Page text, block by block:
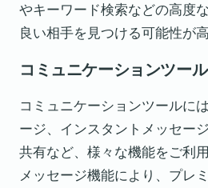
やキーワード検索などの高度
良い相手を見つける可能性が高
コミュニケーションツール
コミュニケーションツールに
ージ、インスタントメッセー
共有など、様々な機能をご利
メッセージ機能により、プレ